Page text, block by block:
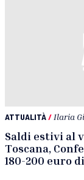
ATTUALITÀ/ Ilaria
Saldi estivi al
Toscana,
180-200 euro